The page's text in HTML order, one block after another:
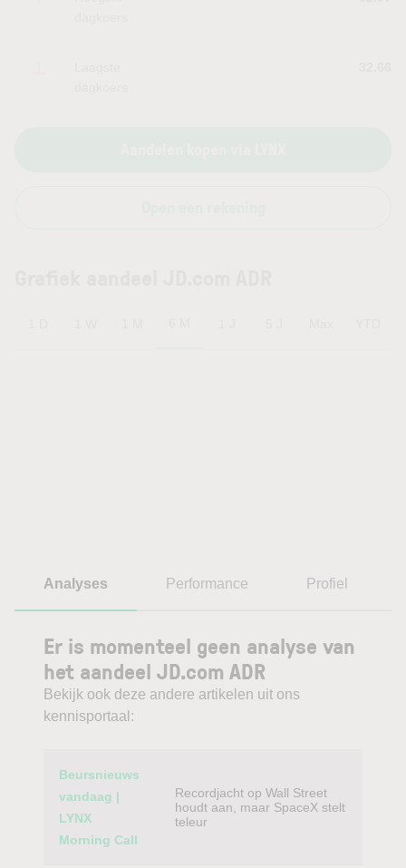
Analyses Performance Profiel
Er is momenteel geen analyse van
het aandeel JD.com ADR
Bekijk ook deze andere artikelen uit ons
kennisportaal:
Category
Beursnieuws
vandaag |
LYNX
Morning Call
Recordjacht op Wall Street
houdt aan, maar SpaceX stelt
teleur